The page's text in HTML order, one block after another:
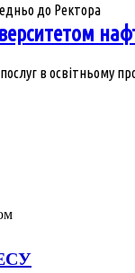
в освітньому
до Ректора